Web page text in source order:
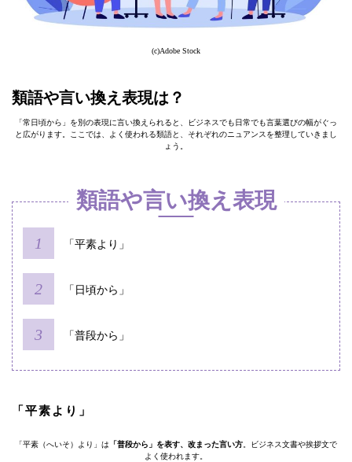
(c)Adobe Stock
類語や言い換え表現は？
「常日頃から」を別の表現に言い換えられると、ビジネスでも日常でも言葉選びの幅がぐっ
と広がります。ここでは、よく使われる類語と、それぞれのニュアンスを整理していきまし
ょう。
類語や言い換え表現
「平素より」
「日頃から」
「普段から」
「平素より」
「平素（へいそ）より」は 「普段から」を表す、改まった言い方 。ビジネス文書や挨拶文で
よく使われます。